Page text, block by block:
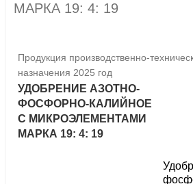
МАРКА 19: 4: 19
Продукция производственно-
назначения 2025 год
УДОБРЕНИЕ АЗОТНО-
ФОСФОРНО-КАЛИЙНОЕ
С МИКРОЭЛЕМЕНТАМИ
МАРКА 19: 4: 19